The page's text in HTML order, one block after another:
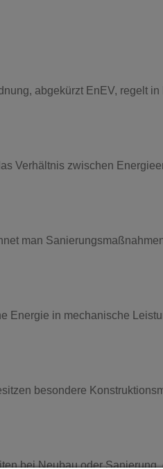
abgekürzt EnEV, regelt
Verhältnis zwischen
man
Energie in mechanische
besondere
bei Neubau oder